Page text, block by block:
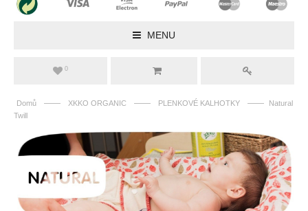
MENU
0
Domů —— XKKO ORGANIC —— PLENKOVÉ KALHOTKY ——
Natural
Twill